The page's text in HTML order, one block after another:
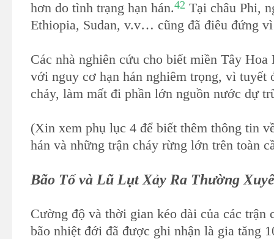
hơn do tình trạng hạn hán.42 Tại châu Phi,
Ethiopia, Sudan, v.v… cũng đã điêu đứng
Các nhà nghiên cứu cho biết miền Tây
với nguy cơ hạn hán nghiêm trọng, vì tuyết
chảy, làm mất đi phần lớn nguồn nước dự
(Xin xem phụ lục 4 để biết thêm thông tin
hán và những trận cháy rừng lớn trên toàn
Bão Tố và Lũ Lụt Xảy Ra Thường
Cường độ và thời gian kéo dài của các trận
bão nhiệt đới đã được ghi nhận là gia tăng